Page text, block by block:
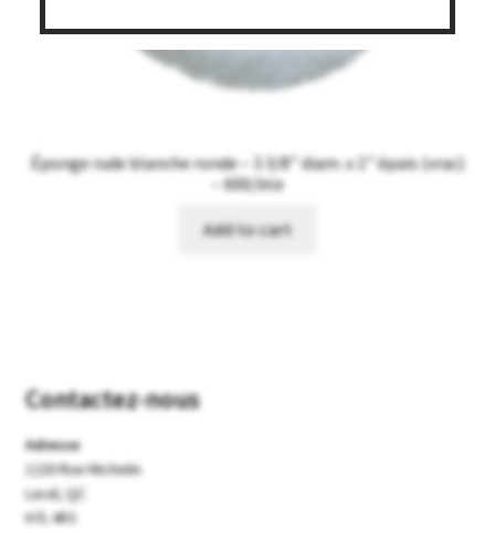
Éponge rude blanche ronde – 3 3/8’’ diam. x 1’’ épais (vrac)
– 600/bte
Add to cart
Contactez-nous
Adresse
1220 Rue Michelin
Laval, QC
H7L 4R3